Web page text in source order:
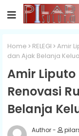
Home RELEGI
Amir
dan Ajak Belanja
Amir
Renovasi
Belanja